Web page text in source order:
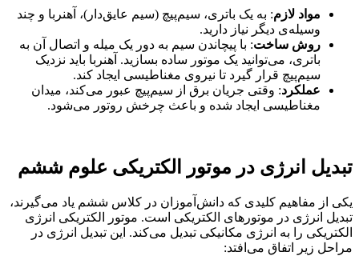
مواد لازم: به یک باتری، سیم‌پیچ (سیم عایق‌دار)، آهنربا و چند
وسیله‌ی دیگر نیاز دارید.
روش ساخت: با پیچاندن سیم به دور یک میله و اتصال آن به
باتری، می‌توانید یک موتور ساده بسازید. آهنربا باید نزدیک
سیم‌پیچ قرار گیرد تا نیروی مغناطیسی ایجاد کند.
عملکرد: وقتی جریان برق از سیم‌پیچ عبور می‌کند، میدان
مغناطیسی ایجاد شده و باعث چرخش روتور می‌شود.
تبدیل انرژی در موتور الکتریکی علوم ششم
یکی از مفاهیم کلیدی که دانش‌آموزان در کلاس ششم یاد می‌گیرند،
تبدیل انرژی در موتورهای الکتریکی است. موتور الکتریکی انرژی
الکتریکی را به انرژی مکانیکی تبدیل می‌کند. این تبدیل انرژی در
مراحل زیر اتفاق می‌افتد: